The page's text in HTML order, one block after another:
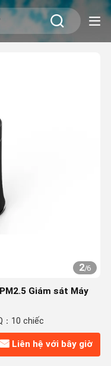
2/6
Giám sát Máy
：10 chiếc
Liên hệ với bây giờ